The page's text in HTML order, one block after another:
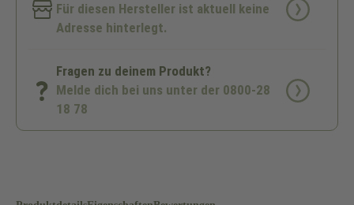
Für diesen Hersteller ist aktuell keine
Adresse hinterlegt.
Fragen zu deinem Produkt?
Melde dich bei uns unter der 0800-28
18 78